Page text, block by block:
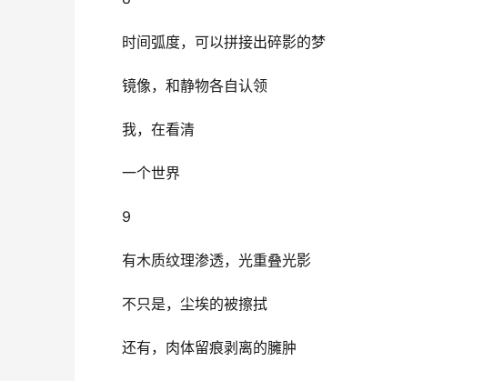
时间弧度，可以拼接出碎影的梦
镜像，和静物各自认领
我，在看清
一个世界
9
有木质纹理渗透，光重叠光影
不只是，尘埃的被擦拭
还有，肉体留痕剥离的臃肿